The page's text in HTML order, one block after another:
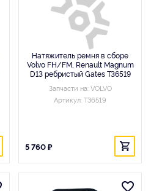
Натяжитель ремня в сборе
Volvo FH/FM, Renault Magnum
D13 ребристый Gates T36519
Запчасти на: VOLVO
Артикул: T36519
5 760 ₽